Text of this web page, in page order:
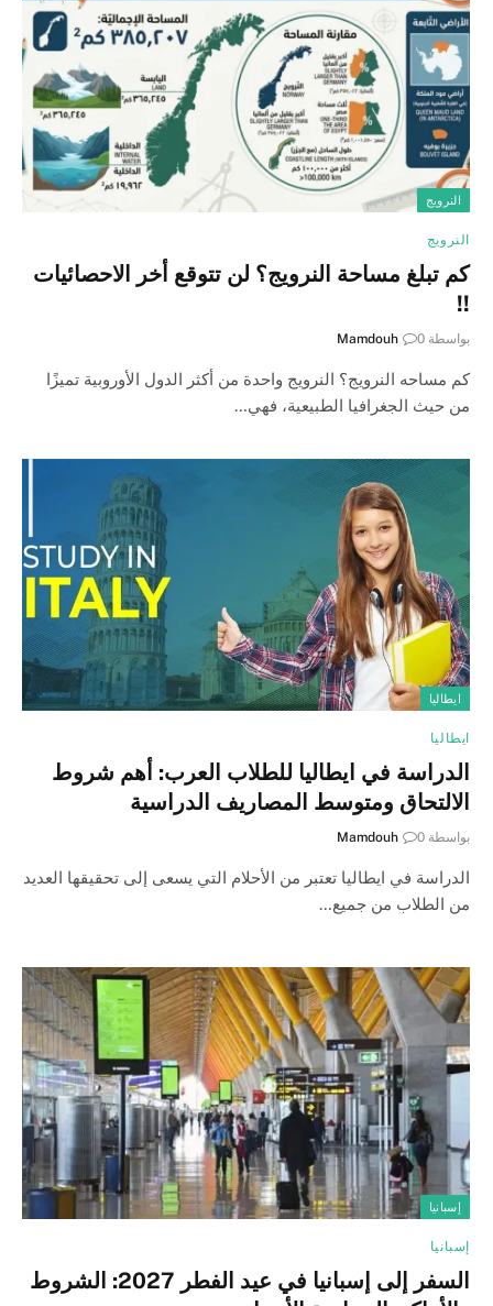
النرويج
النرويج
كم تبلغ مساحة النرويج؟ لن تتوقع أخر الاحصائيات
!!
بواسطة Mamdouh 0
كم مساحه النرويج؟ النرويج واحدة من أكثر الدول الأوروبية تميزًا
من حيث الجغرافيا الطبيعية، فهي…
ايطاليا
ايطاليا
الدراسة في ايطاليا للطلاب العرب: أهم شروط
الالتحاق ومتوسط المصاريف الدراسية
بواسطة Mamdouh 0
الدراسة في ايطاليا تعتبر من الأحلام التي يسعى إلى تحقيقها العديد
من الطلاب من جميع…
إسبانيا
إسبانيا
السفر إلى إسبانيا في عيد الفطر 2027: الشروط